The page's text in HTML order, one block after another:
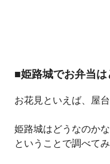
■姫路城でお弁当
お花見といえば、屋
姫路城はどうなのか
ということで調べてみ